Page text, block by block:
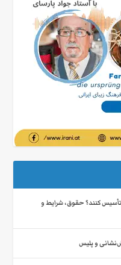
تأسیس کنند؟ حقوق، شرایط و
و پلیس